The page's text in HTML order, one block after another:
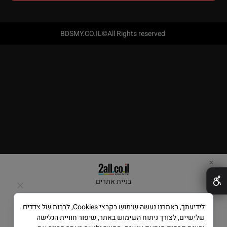
בניית אתרים
✕
לידיעתך, באתרנו נעשה שימוש בקבצי Cookies, לרבות של צדדים
שלישיים, לצורך ניתוח השימוש באתר, שיפור חוויית הגלישה